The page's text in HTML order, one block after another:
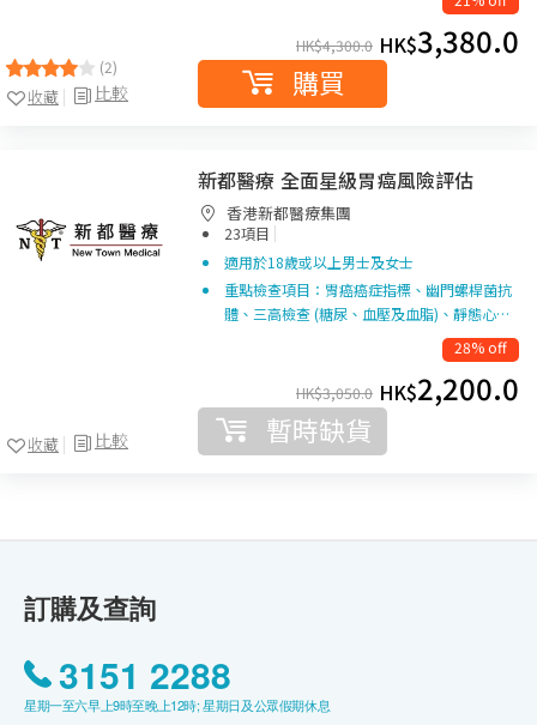
(2)
比較
收藏
HK$4,300.0 HK$3,380.0
購買
比較
收藏
新都醫療 全面星級胃癌風險評估
香港新都醫療集團
23項目 |
適用於18歲或以上男士及女士
重點檢查項目：胃癌癌症指標、幽門螺桿菌抗
體、三高檢查 (糖尿、血壓及血脂)、靜態心…
28% off
HK$3,050.0 HK$2,200.0
暫時缺貨
訂購及查詢
3151 2288
星期一至六早上9時至晚上12時; 星期日及公眾假期休息